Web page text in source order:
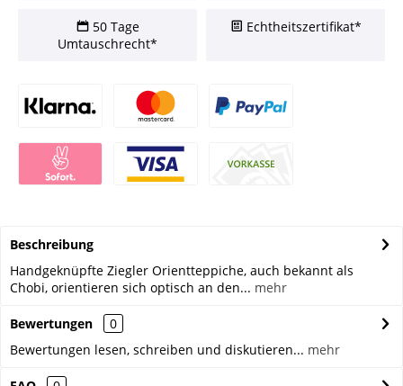
50 Tage
Umtauschrecht*
Echtheitszertifikat*
Beschreibung
Handgeknüpfte Ziegler Orientteppiche, auch bekannt als
Chobi, orientieren sich optisch an den... mehr
Bewertungen
0
Bewertungen lesen, schreiben und diskutieren... mehr